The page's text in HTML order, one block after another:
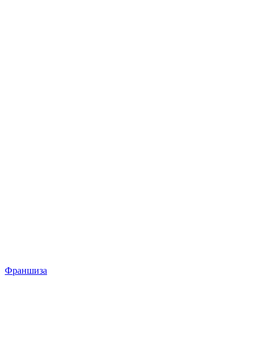
Франшиза